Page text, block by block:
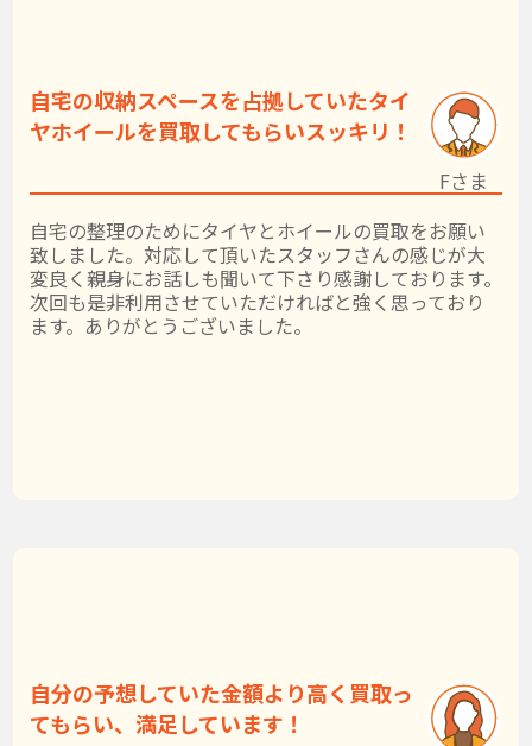
自宅の収納スペースを占拠していたタイ
ヤホイールを買取してもらいスッキリ！
自宅の整理のためにタイヤとホイールの買取をお願い
致しました。対応して頂いたスタッフさんの感じが大
変良く親身にお話しも聞いて下さり感謝しております。
次回も是非利用させていただければと強く思っており
ます。ありがとうございました。
Fさま
自分の予想していた金額より高く買取っ
てもらい、満足しています！